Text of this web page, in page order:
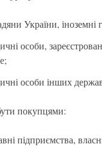
України, іноземні
особи,
особи інших
покупцями:
підприємства,